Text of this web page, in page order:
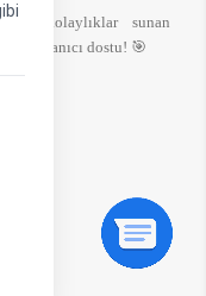
kolaylıklar sunan
kullanıcı dostu! 🎯